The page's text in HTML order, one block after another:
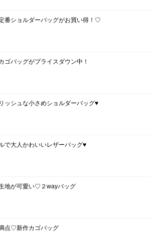
番ショルダーバッグがお買い得！♡
ゴバッグがプライスダウン中！
ッシュな小さめショルダーバッグ♥
で大人かわいいレザーバッグ♥
地が可愛い♡２wayバッグ
点♡新作カゴバッグ